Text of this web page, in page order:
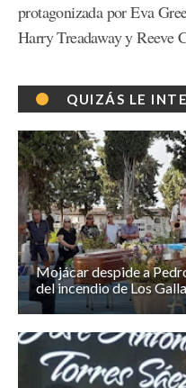
protagonizada por Eva
Harry Treadaway y Reeve
QUIZÁS LE
Mojácar despide a
del incendio de Los